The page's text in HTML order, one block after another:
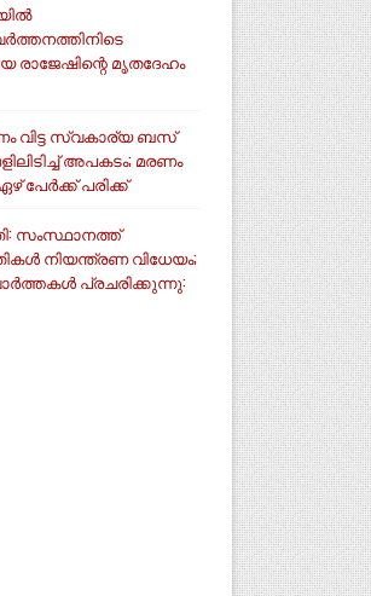
രാജേഷിന്റെ മൃതദേഹം
വിട്ട സ്വകാര്യ ബസ്
അപകടം; മരണം
പേർക്ക് പരിക്ക്
സംസ്ഥാനത്ത്
നിയന്ത്രണ വിധേയം;
പ്രചരിക്കുന്നു: